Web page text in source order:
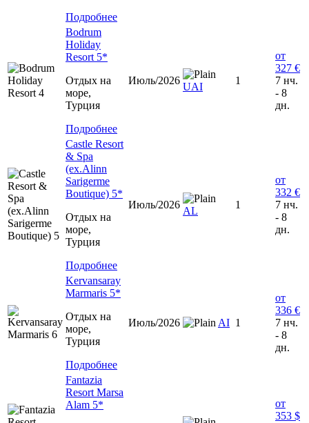
Подробнее
Bodrum
Holiday
Resort 5*
Отдых на
море,
Турция
Подробнее
Июль/2026
UAI
1
от
327 €
7 нч.
- 8
дн.
Castle Resort
& Spa
(ex.Alinn
Sarigerme
Boutique) 5*
Отдых на
море,
Турция
Подробнее
Июль/2026
AL
1
от
332 €
7 нч.
- 8
дн.
Kervansaray
Marmaris 5*
Отдых на
море,
Турция
Подробнее
Июль/2026 AI 1
от
336 €
7 нч.
- 8
дн.
Fantazia
Resort Marsa
Alam 5*
от
353 $